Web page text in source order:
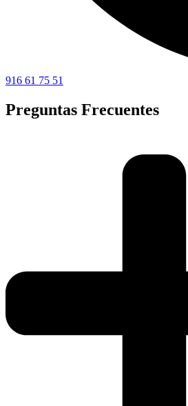
916 61 75 51
Preguntas Frecuentes